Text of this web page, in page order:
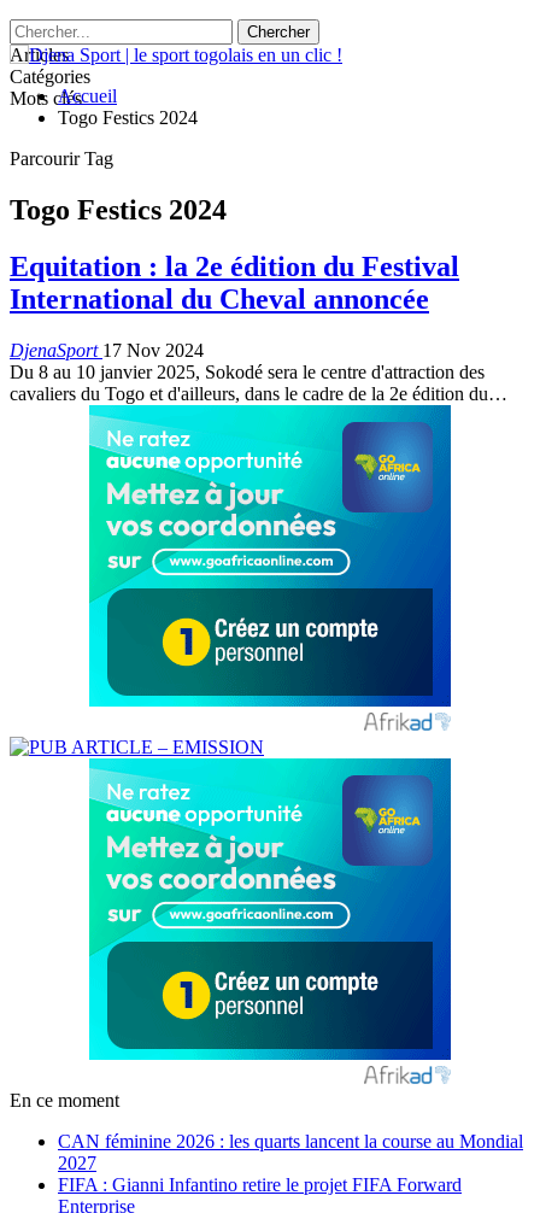
Articles
Catégories
Mots clésAccueil
Togo Festics 2024
Parcourir Tag
Togo Festics 2024
Equitation : la 2e édition du Festival
International du Cheval annoncée
DjenaSport 17 Nov 2024
Du 8 au 10 janvier 2025, Sokodé sera le centre d'attraction des
cavaliers du Togo et d'ailleurs, dans le cadre de la 2e édition du…
En ce moment
CAN féminine 2026 : les quarts lancent la course au Mondial
2027
FIFA : Gianni Infantino retire le projet FIFA Forward
Enterprise